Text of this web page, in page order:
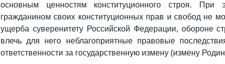
основным ценностям конституционного строя. При
гражданином своих конституционных прав и свобод не
ущерба суверенитету Российской Федерации, обороне
влечь для него неблагоприятные правовые
ответственности за государственную измену (измену